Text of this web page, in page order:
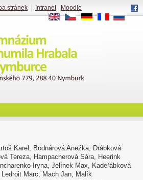
Karel, Bodnárová Anežka, Drábková
Tereza, Hampacherová Sára, Heerink
Iryna, Jelínek Max, Kadeřábková
Marc, Mach Jan, Malík
stránek Intranet|
Moodle
EN
CS DE FR RU